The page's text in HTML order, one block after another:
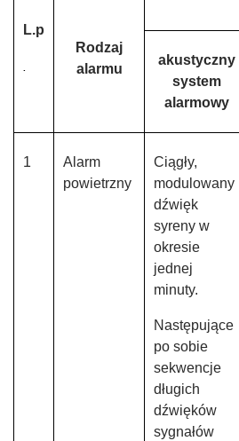
L.p
Rodzaj
alarmu
akustyczny
system
alarmowy
1
Alarm
powietrzny
Ciągły,
modulowany
dźwięk
syreny w
okresie
jednej
minuty.
Następujące
po sobie
sekwencje
długich
dźwięków
sygnałów